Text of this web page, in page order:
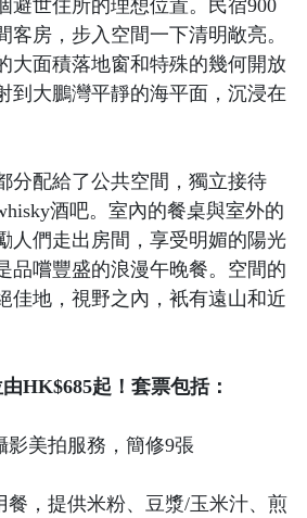
避世住所的理想位置。民宿900
客房，步入空間一下清明敞亮。
大面積落地窗和特殊的幾何開放
到大鵬灣平靜的海平面，沉浸在
分配給了公共空間，獨立接待
酒吧。室內的餐桌與室外的
人們走出房間，享受明媚的陽光
品嚐豐盛的浪漫午晚餐。空間的
佳地，視野之內，衹有遠山和近
HK$685起！套票包括：
影美拍服務，簡修9張
餐，提供米粉、豆漿/玉米汁、煎